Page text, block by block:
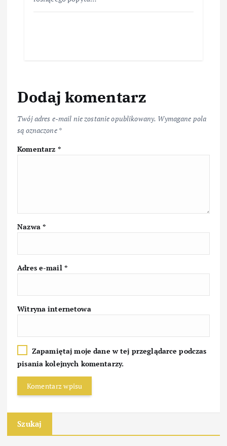
Dodaj komentarz
Twój adres e-mail nie zostanie opublikowany. Wymagane pola
są oznaczone *
Komentarz *
Nazwa *
Adres e-mail *
Witryna internetowa
Zapamiętaj moje dane w tej przeglądarce podczas
pisania kolejnych komentarzy.
Szukaj